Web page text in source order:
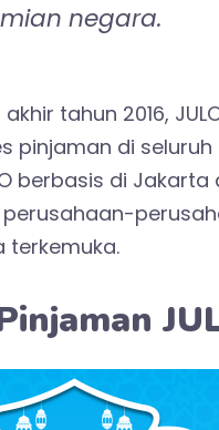
negara.
tahun 2016,
pinjaman di seluruh
berbasis di Jakarta
terkemuka.